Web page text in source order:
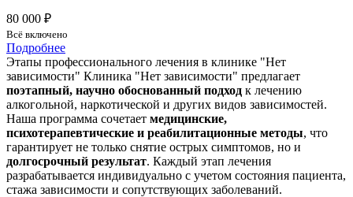
80 000 ₽
Всё включено
Подробнее
Этапы профессионального лечения в клинике "Нет
зависимости" Клиника "Нет зависимости" предлагает
поэтапный, научно обоснованный подход к лечению
алкогольной, наркотической и других видов зависимостей.
Наша программа сочетает медицинские,
психотерапевтические и реабилитационные методы, что
гарантирует не только снятие острых симптомов, но и
долгосрочный результат. Каждый этап лечения
разрабатывается индивидуально с учетом состояния пациента,
стажа зависимости и сопутствующих заболеваний.